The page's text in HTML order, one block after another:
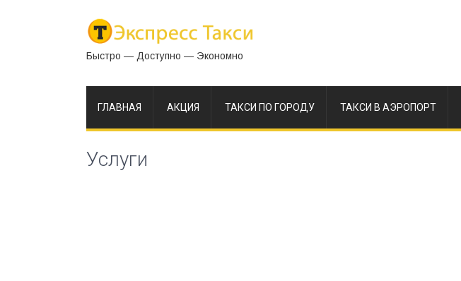
Быстро — Доступно — Экономно
ГЛАВНАЯ АКЦИЯ ТАКСИ ПО ГОРОДУ ТАКСИ В АЭРОПОРТ
Услуги